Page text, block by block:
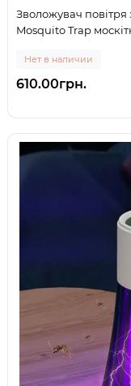
Зволожувач
Mosquito Trap
Нет в наличии
610.00грн.